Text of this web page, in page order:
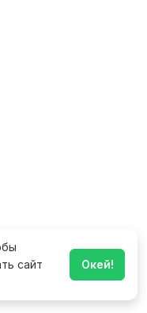
сайт
Окей!